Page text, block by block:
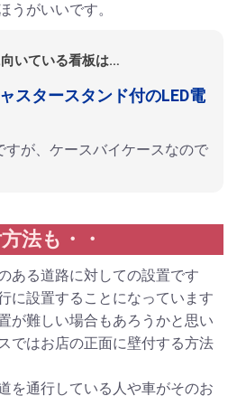
うがいいです。
いている看板は…
スタースタンド付のLED電
すが、ケースバイケースなので
法も・・
ある道路に対しての設置です
に設置することになっています
が難しい場合もあろうかと思い
ではお店の正面に壁付する方法
を通行している人や車がそのお